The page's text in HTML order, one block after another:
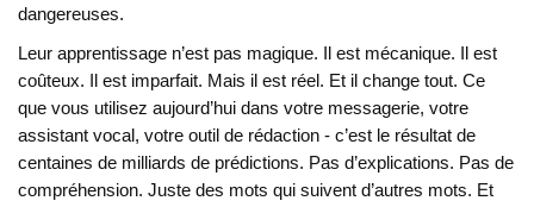
dangereuses.
Leur apprentissage n’est pas magique. Il est mécanique. Il est
coûteux. Il est imparfait. Mais il est réel. Et il change tout. Ce
que vous utilisez aujourd’hui dans votre messagerie, votre
assistant vocal, votre outil de rédaction - c’est le résultat de
centaines de milliards de prédictions. Pas d’explications. Pas de
compréhension. Juste des mots qui suivent d’autres mots. Et